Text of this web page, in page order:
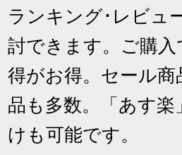
ランキング･レビュ
討できます。ご購
得がお得。セール商
品も多数。「あす楽
けも可能です。